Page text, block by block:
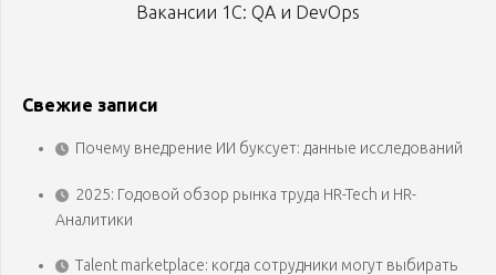
Вакансии 1С: QA и DevOps
Свежие записи
Почему внедрение ИИ буксует: данные исследований
2025: Годовой обзор рынка труда HR-Tech и HR-
Аналитики
Talent marketplace: когда сотрудники могут выбирать